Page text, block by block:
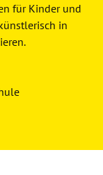
für Kinder und
in